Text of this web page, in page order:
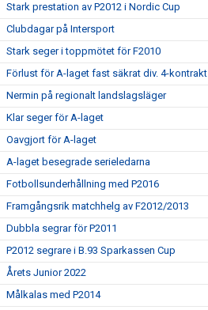
Stark prestation av P2012 i Nordic Cup
Clubdagar på Intersport
Stark seger i toppmötet för F2010
Förlust för A-laget fast säkrat div. 4-kontrakt
Nermin på regionalt landslagsläger
Klar seger för A-laget
Oavgjort för A-laget
A-laget besegrade serieledarna
Fotbollsunderhållning med P2016
Framgångsrik matchhelg av F2012/2013
Dubbla segrar för P2011
P2012 segrare i B.93 Sparkassen Cup
Årets Junior 2022
Målkalas med P2014